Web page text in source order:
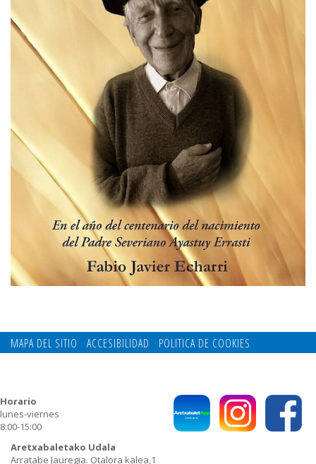
MAPA DEL SITIO ACCESIBILIDAD
POLITICA DE COOKIES
Aretxabaletako Udala
Arratabe Jauregia. Otalora kalea,1
Horario
lunes-viernes
8:00-15:00